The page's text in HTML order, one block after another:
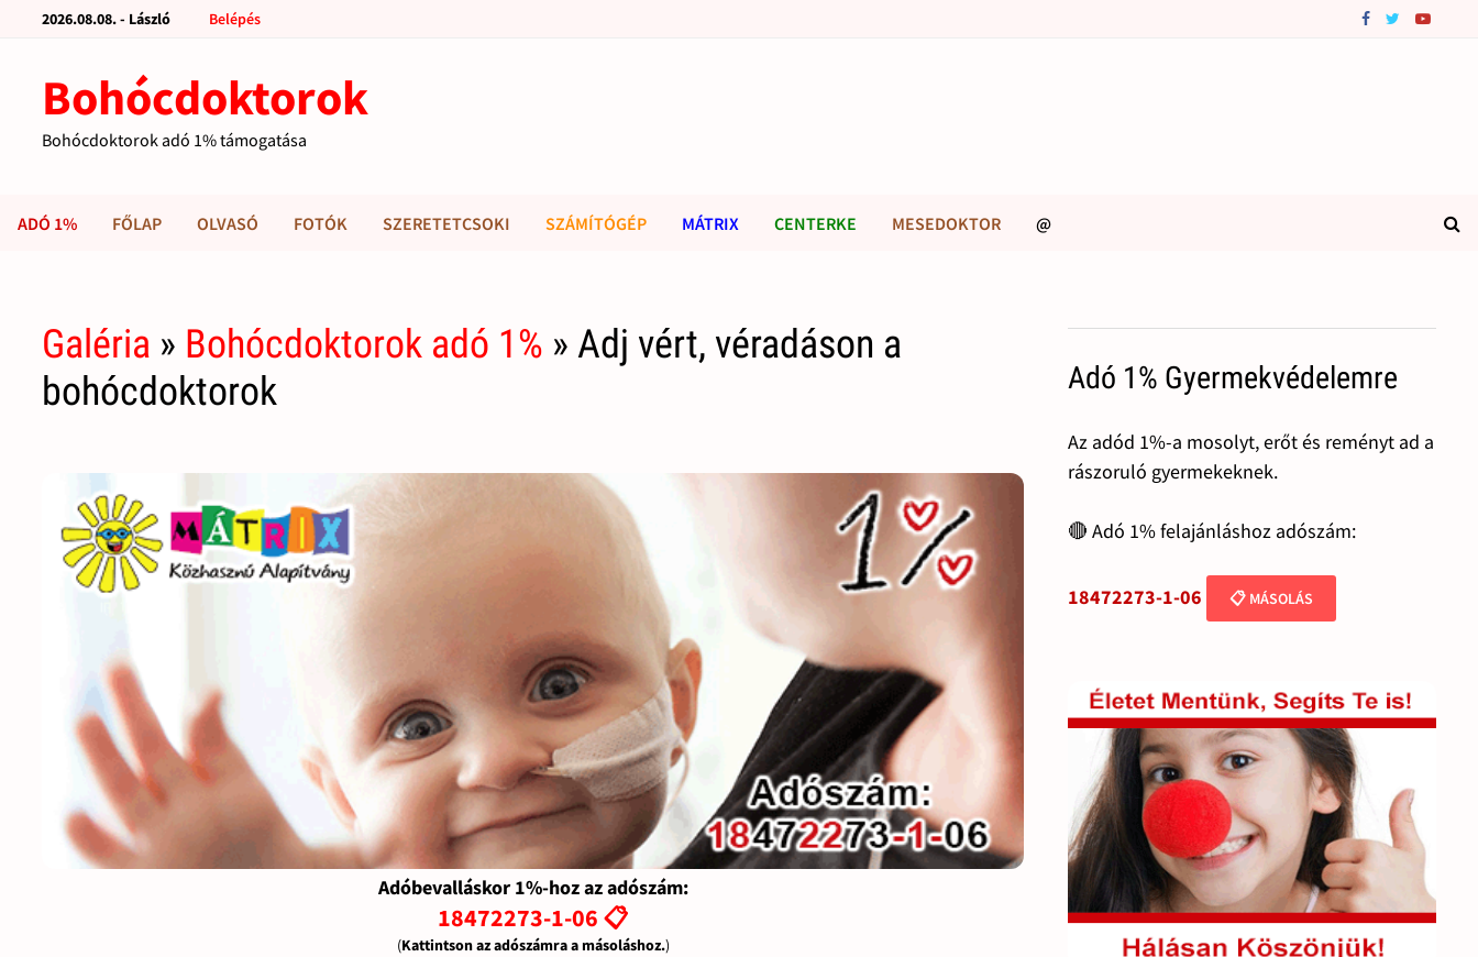
2026.08.08. - László Belépés
Bohócdoktorok
Bohócdoktorok adó 1% támogatása
ADÓ 1% FŐLAP OLVASÓ FOTÓK SZERETETCSOKI SZÁMÍTÓGÉP MÁTRIX CENTERKE MESEDOKTOR @
Galéria » Bohócdoktorok adó 1% » Adj vért, véradáson a
bohócdoktorok
Adóbevalláskor 1%-hoz az adószám:
18472273-1-06 📋
(Kattintson az adószámra a másoláshoz.)
Adó 1% Gyermekvédelemre
Az adód 1%-a mosolyt, erőt és reményt ad a
rászoruló gyermekeknek.
🔴 Adó 1% felajánláshoz adószám:
18472273-1-06 📋 MÁSOLÁS